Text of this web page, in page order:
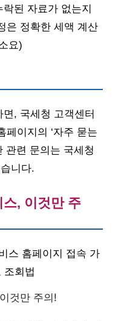
된 자료가 없는지
은 정확한 세액 계산
요)
, 국세청 고객센터
페이지의 ‘자주 묻는
관련 문의는 국세청
니다.
, 이것만 주
스 홈페이지 접속 가
조회법
것만 주의!